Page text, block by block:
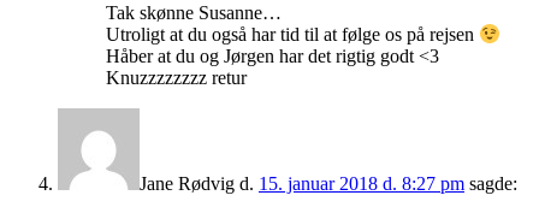
Tak skønne Susanne…
Utroligt at du også har tid til at følge os på rejsen
Håber at du og Jørgen har det rigtig godt <3
Knuzzzzzzzz retur
Jane Rødvig d. 15. januar 2018 d. 8:27 pm sagde: